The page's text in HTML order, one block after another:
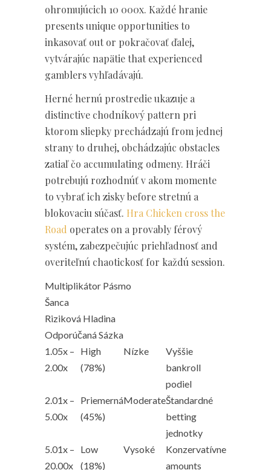
ohromujúcich 10 000x. Každé hranie
presents unique opportunities to
inkasovať out or pokračovať ďalej,
vytvárajúc napätie that experienced
gamblers vyhľadávajú.
Herné hernú prostredie ukazuje a
distinctive chodníkový pattern pri
ktorom sliepky prechádzajú from jednej
strany to druhej, obchádzajúc obstacles
zatiaľ čo accumulating odmeny. Hráči
potrebujú rozhodnúť v akom momente
to vybrať ich zisky before stretnú a
blokovaciu súčasť. Hra Chicken cross the
Road operates on a provably férový
systém, zabezpečujúc priehľadnosť and
overiteľnú chaotickosť for každú session.
Multiplikátor Pásmo
Šanca
Riziková Hladina
Odporúčaná Sázka
1.05x –
2.00x
High
(78%)
Nízke
Vyššie
bankroll
podiel
2.01x –
5.00x
Priemerná
(45%)
ModerateŠtandardné
betting
jednotky
5.01x –
20.00x
Low
(18%)
Vysoké
Konzervatívne
amounts